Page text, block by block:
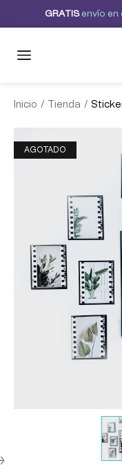
GRAT S envío en
Inicio / Tienda /
AGOTADO